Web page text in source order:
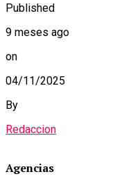
Published
9 meses ago
on
04/11/2025
By
Redaccion
Agencias